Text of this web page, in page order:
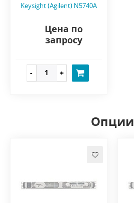
Keysight (Agilent) N5740A
Цена по
запросу
Опции